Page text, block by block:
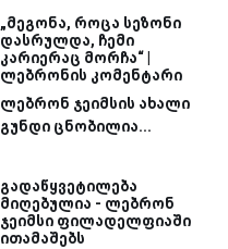
„მეგონა, როცა სეზონი
დასრულდა, ჩემი
კარიერაც მორჩა“ |
ლებრონის კომენტარი
ლებრონ ჯეიმსის ახალი
გუნდი ცნობილია...
გადაწყვეტილება
მიღებულია - ლებრონ
ჯეიმსი ფილადელფიაში
ითამაშებს